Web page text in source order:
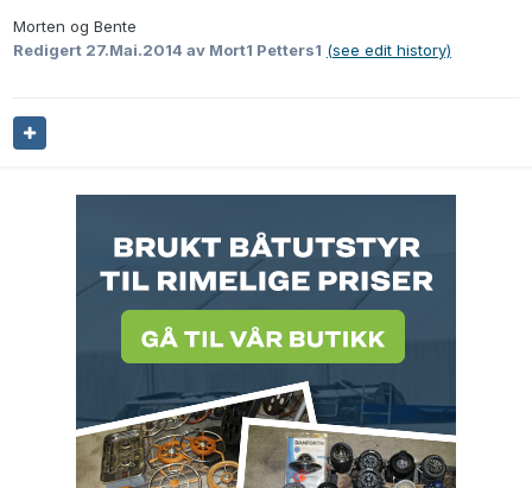
Morten og Bente
Redigert 27.Mai.2014 av Mort1 Petters1 (see edit history)